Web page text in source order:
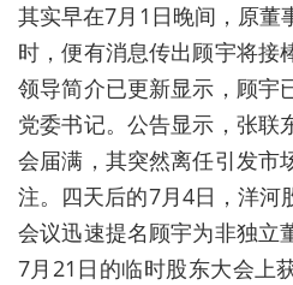
其实早在7月1日晚间，原董
时，便有消息传出顾宇将接
领导简介已更新显示，顾宇
党委书记。公告显示，张联
会届满，其突然离任引发市
注。四天后的7月4日，洋河
会议迅速提名顾宇为非独立
7月21日的临时股东大会上